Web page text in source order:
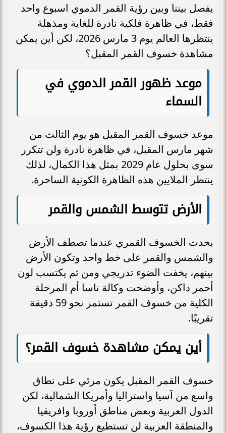
يفصل بيننا وبين رؤية القمر الدموي اسبوع واحد
فقط، في ظاهرة فلكية نادرة للغاية ومذهلة
ينتظرها العالم يوم 3 مارس 2026، لكن أين يمكن
مشاهدة خسوف القمر المقبل؟
موعد ظهور القمر الدموي في
السماء
موعد خسوف القمر المقبل هو يوم الثالث من
شهر مارس المقبل، في ظاهرة نادرة ولن تتكرر
سوى بحلول عام 2029 بمثل هذا الكمال، لذلك
ينتظر الملايين هذه الظاهرة الكونية الساحرة.
الأرض تتوسط الشمس والقمر
يحدث الخسوف القمري عندما تصطف الأرض
والشمس والقمر على خط واحد وتكون الأرض
بينهم، يخفت الضوء تدريجي ومن ثم يكتسب لون
أحمر داكن، وأوضحت وكالة ناسا أم المرحلة
الكلية من خسوف القمر تستمر نحو 59 دقيقة
تقريبًا.
أين يمكن مشاهدة خسوف القمر؟
خسوف القمر المقبل يكون مرئي على نطاق
واسع من آسيا واستراليا وأمريكا الشمالية، لكن
الدول العربية وبعض مناطق أوروبا وافريقيا
والمنطقة العربية لن تستطيع رؤية هذا الكسوف،